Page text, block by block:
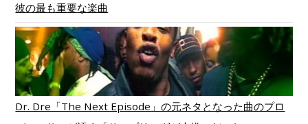
彼の最も重要な楽曲
Dr. Dre「The Next Episode」の元ネタとなった曲のプロ